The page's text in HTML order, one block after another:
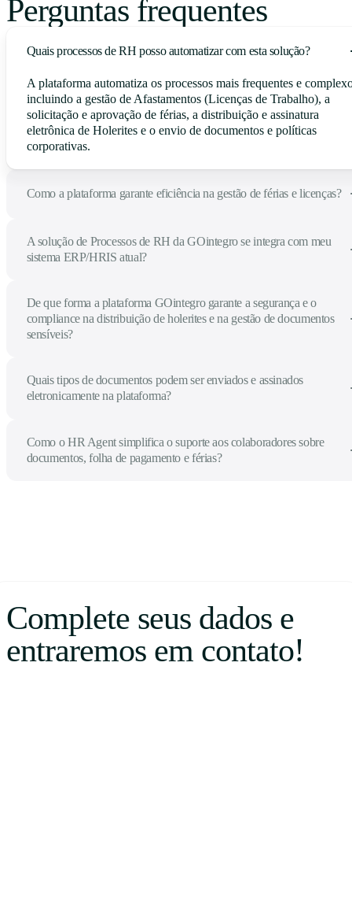
Perguntas frequentes
Quais processos de RH posso automatizar com esta solução?
A plataforma automatiza os processos mais frequentes e
incluindo a gestão de Afastamentos (Licenças de Trabalho), a
solicitação e aprovação de férias, a distribuição e assinatura
eletrônica de Holerites e o envio de documentos e políticas
corporativas.
Como a plataforma garante eficiência na gestão de férias e licenças?
A solução de Processos de RH da GOintegro se integra com meu
sistema ERP/HRIS atual?
De que forma a plataforma GOintegro garante a segurança e o
compliance na distribuição de holerites e na gestão de documentos
sensíveis?
Quais tipos de documentos podem ser enviados e assinados
eletronicamente na plataforma?
Como o HR Agent simplifica o suporte aos colaboradores sobre
documentos, folha de pagamento e férias?
Complete seus dados e
entraremos em contato!